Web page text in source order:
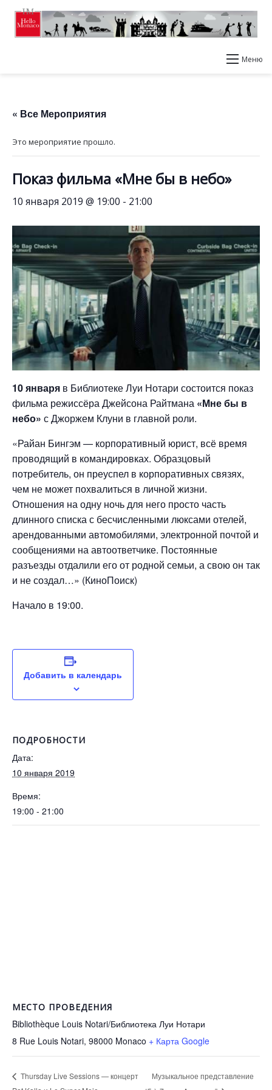
Меню
« Все Мероприятия
Это мероприятие прошло.
Показ фильма «Мне бы в небо»
10 января 2019 @ 19:00 - 21:00
10 января в Библиотеке Луи Нотари состоится показ
фильма режиссёра Джейсона Райтмана «Мне бы в
небо» с Джоржем Клуни в главной роли.
«Райан Бингэм — корпоративный юрист, всё время
проводящий в командировках. Образцовый
потребитель, он преуспел в корпоративных связях,
чем не может похвалиться в личной жизни.
Отношения на одну ночь для него просто часть
длинного списка с бесчисленными люксами отелей,
арендованными автомобилями, электронной почтой и
сообщениями на автоответчике. Постоянные
разъезды отдалили его от родной семьи, а свою он так
и не создал…» (КиноПоиск)
Начало в 19:00.
Добавить в календарь
ПОДРОБНОСТИ
Дата:
10 января 2019
Время:
19:00 - 21:00
МЕСТО ПРОВЕДЕНИЯ
Bibliothèque Louis Notari/Библиотека Луи Нотари
8 Rue Louis Notari, 98000 Monaco + Карта Google
Thursday Live Sessions — концерт
Музыкальное представление